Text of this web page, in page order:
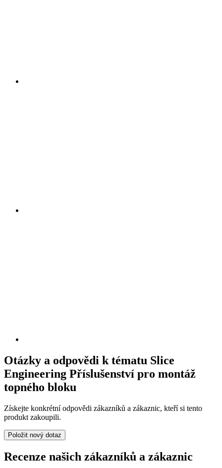
Otázky a odpovědi k tématu Slice
Engineering Příslušenství pro montáž
topného bloku
Získejte konkrétní odpovědi zákazníků a zákaznic, kteří si tento
produkt zakoupili.
Položit nový dotaz
Recenze našich zákazníků a zákaznic